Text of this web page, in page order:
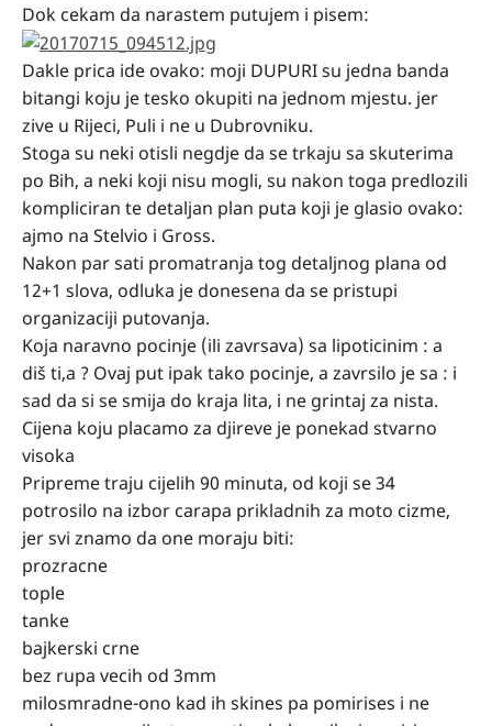
Dok cekam da narastem putujem i pisem:
Dakle prica ide ovako: moji DUPURI su jedna banda
bitangi koju je tesko okupiti na jednom mjestu. jer
zive u Rijeci, Puli i ne u Dubrovniku.
Stoga su neki otisli negdje da se trkaju sa skuterima
po Bih, a neki koji nisu mogli, su nakon toga predlozili
kompliciran te detaljan plan puta koji je glasio ovako:
ajmo na Stelvio i Gross.
Nakon par sati promatranja tog detaljnog plana od
12+1 slova, odluka je donesena da se pristupi
organizaciji putovanja.
Koja naravno pocinje (ili zavrsava) sa lipoticinim : a
diš ti,a ? Ovaj put ipak tako pocinje, a zavrsilo je sa : i
sad da si se smija do kraja lita, i ne grintaj za nista.
Cijena koju placamo za djireve je ponekad stvarno
visoka
Pripreme traju cijelih 90 minuta, od koji se 34
potrosilo na izbor carapa prikladnih za moto cizme,
jer svi znamo da one moraju biti:
prozracne
tople
tanke
bajkerski crne
bez rupa vecih od 3mm
milosmradne-ono kad ih skines pa pomirises i ne